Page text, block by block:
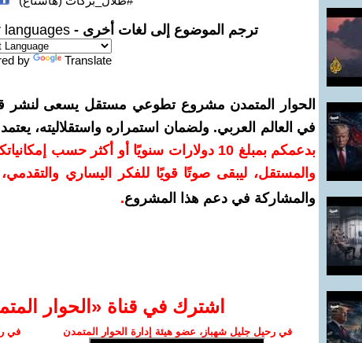
ترجم الموضوع إلى لغات أخرى - languages
by Translate
الحوار المتمدن مشروع تطوعي مستقل يسعى لنشر قيم
في العالم العربي. ولضمان استمراره واستقلاليته،
بدعمكم بمبلغ 10 دولارات سنويًا أو أكثر حسب
والمستقل، ليبقى صوتًا قويًا للفكر اليساري والتقدمي،
والمشاركة في دعم هذا المشروع.
اشترك في قناة ‫«الحوار
في رحيل جليل شهباز، عضو هيئة إدارة الحوار المتمدن في